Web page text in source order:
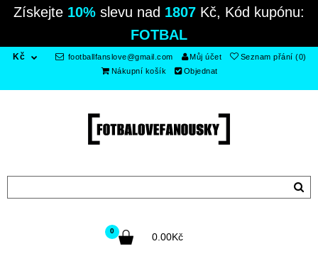
Získejte 10% slevu nad 1807 Kč, Kód kupónu:
FOTBAL
Kč footballfanslove@gmail.com Můj účet
Seznam přání (0)
Nákupní košík
Objednat
0
0.00Kč